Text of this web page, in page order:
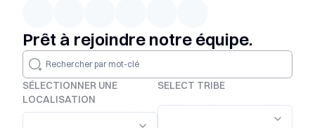
Prêt à rejoindre notre équipe.
SÉLECTIONNER UNE
LOCALISATION
SELECT TRIBE